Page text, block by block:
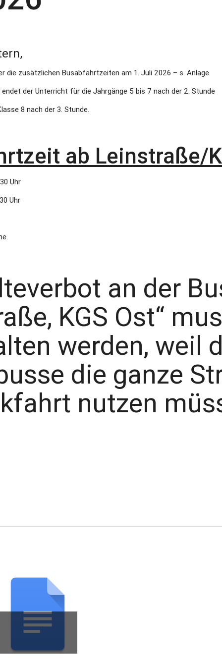
die zusätzlichen Busabfahrtzeiten am 1. Juli 2026 – s. Anlage.
der Unterricht für die Jahrgänge 5 bis 7 nach der 2. Stunde
8 nach der 3. Stunde.
ab Leinstraße/
Uhr
Uhr
an der
KGS Ost“
werden, weil
die ganze
nutzen